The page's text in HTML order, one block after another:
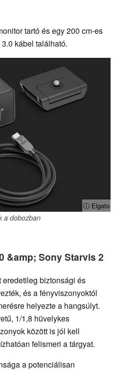
tartó és egy 200 cm-es
kábel található.
ⓘ Elgato
a dobozban
&amp; Sony Starvis 2
biztonsági és
és a fényviszonyoktól
helyezte a hangsúlyt.
1/1,8 hüvelykes
között is jól kell
felismeri a tárgyat.
a potenciálisan